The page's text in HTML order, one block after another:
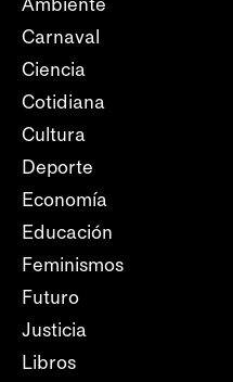
Carnaval
Ciencia
Cotidiana
Cultura
Deporte
Economía
Educación
Feminismos
Futuro
Justicia
Libros